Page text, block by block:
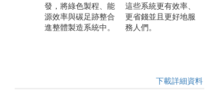
發，將綠色製程、能
源效率與碳足跡整合
進整體製造系統中。
這些系統更有效率、
更省錢並且更好地服
務人們。
下載詳細資料